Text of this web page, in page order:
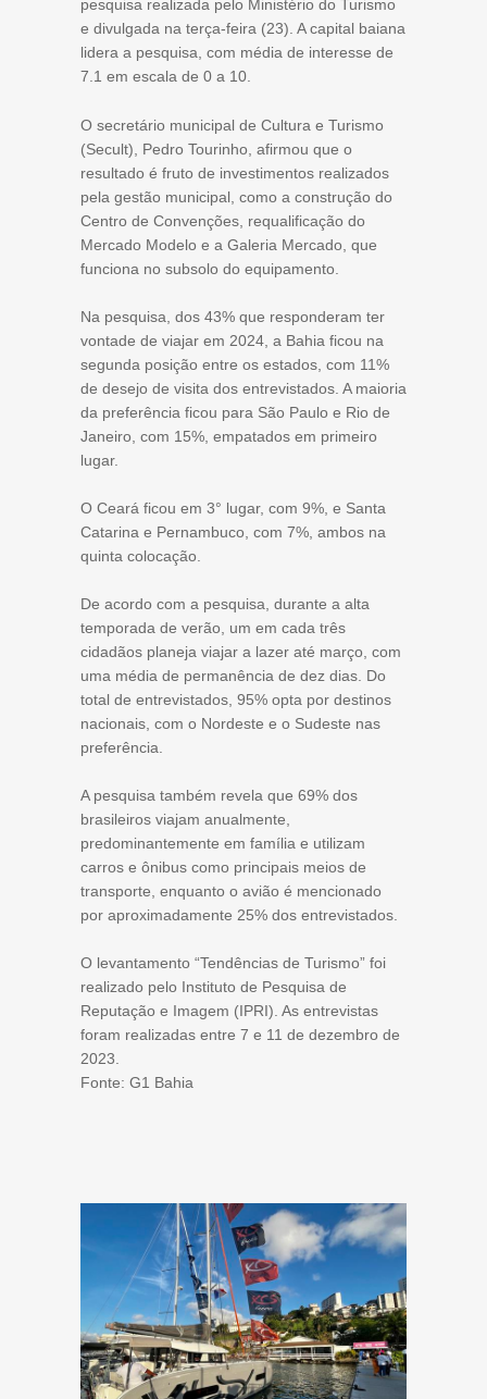
pesquisa realizada pelo Ministério do Turismo
e divulgada na terça-feira (23). A capital baiana
lidera a pesquisa, com média de interesse de
7.1 em escala de 0 a 10.
O secretário municipal de Cultura e Turismo
(Secult), Pedro Tourinho, afirmou que o
resultado é fruto de investimentos realizados
pela gestão municipal, como a construção do
Centro de Convenções, requalificação do
Mercado Modelo e a Galeria Mercado, que
funciona no subsolo do equipamento.
Na pesquisa, dos 43% que responderam ter
vontade de viajar em 2024, a Bahia ficou na
segunda posição entre os estados, com 11%
de desejo de visita dos entrevistados. A maioria
da preferência ficou para São Paulo e Rio de
Janeiro, com 15%, empatados em primeiro
lugar.
O Ceará ficou em 3° lugar, com 9%, e Santa
Catarina e Pernambuco, com 7%, ambos na
quinta colocação.
De acordo com a pesquisa, durante a alta
temporada de verão, um em cada três
cidadãos planeja viajar a lazer até março, com
uma média de permanência de dez dias. Do
total de entrevistados, 95% opta por destinos
nacionais, com o Nordeste e o Sudeste nas
preferência.
A pesquisa também revela que 69% dos
brasileiros viajam anualmente,
predominantemente em família e utilizam
carros e ônibus como principais meios de
transporte, enquanto o avião é mencionado
por aproximadamente 25% dos entrevistados.
O levantamento “Tendências de Turismo” foi
realizado pelo Instituto de Pesquisa de
Reputação e Imagem (IPRI). As entrevistas
foram realizadas entre 7 e 11 de dezembro de
2023.​
Fonte: G1 Bahia